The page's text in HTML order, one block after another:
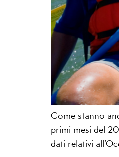
Come stanno
primi mesi del
dati relativi